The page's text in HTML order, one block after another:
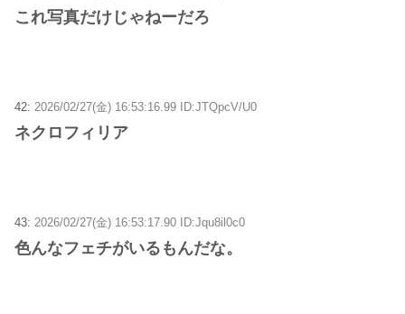
これ写真だけじゃねーだろ
42: 2026/02/27(金) 16:53:16.99 ID:JTQpcV/U0
ネクロフィリア
43: 2026/02/27(金) 16:53:17.90 ID:Jqu8il0c0
色んなフェチがいるもんだな。